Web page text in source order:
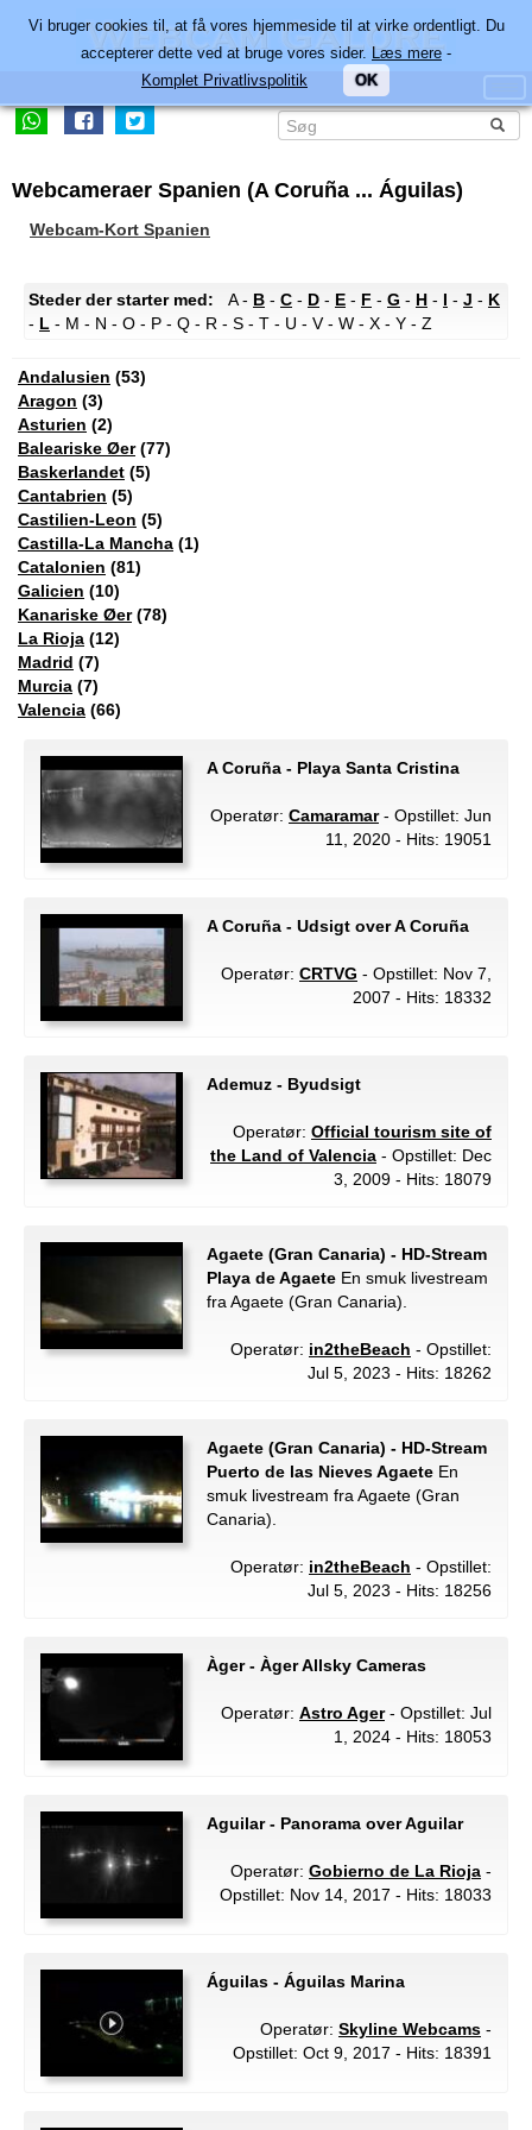
Webcameraer Spanien (A Coruña ... Águilas)
Webcam-Kort Spanien
Steder der starter med: A - B - C - D - E - F - G - H - I - J - K
- L - M - N - O - P - Q - R - S - T - U - V - W - X - Y - Z
Andalusien (53)
Aragon (3)
Asturien (2)
Baleariske Øer(77)
Baskerlandet (5)
Cantabrien (5)
Castilien-Leon (5)
Castilla-La Mancha (1)
Catalonien (81)
Galicien (10)
Kanariske Øer(78)
La Rioja (12)
Madrid (7)
Murcia (7)
Valencia (66)
A Coruña - Playa Santa Cristina
Operatør: Camaramar- Opstillet: Jun
11, 2020 - Hits: 19051
A Coruña - Udsigt over A Coruña
Operatør: CRTVG - Opstillet: Nov 7,
2007 - Hits: 18332
Ademuz - Byudsigt
Operatør: Official tourism site of
the Land of Valencia - Opstillet: Dec
3, 2009 - Hits: 18079
Agaete (Gran Canaria) - HD-Stream
Playa de Agaete En smuk livestream
fra Agaete (Gran Canaria).
Operatør: in2theBeach - Opstillet:
Jul 5, 2023 - Hits: 18262
Agaete (Gran Canaria) - HD-Stream
Puerto de las Nieves Agaete En
smuk livestream fra Agaete (Gran
Canaria).
Operatør: in2theBeach - Opstillet:
Jul 5, 2023 - Hits: 18256
Àger - Àger Allsky Cameras
Operatør: Astro Ager- Opstillet: Jul
1, 2024 - Hits: 18053
Aguilar - Panorama over Aguilar
Operatør: Gobierno de La Rioja -
Opstillet: Nov 14, 2017 - Hits: 18033
Águilas - Águilas Marina
Operatør: Skyline Webcams -
Opstillet: Oct 9, 2017 - Hits: 18391
Vi bruger cookies til, at få vores hjemmeside til at virke ordentligt. Du
accepterer dette ved at bruge vores sider. Læs mere -
Komplet Privatlivspolitik
OK